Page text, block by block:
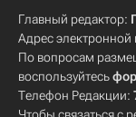
Главный редактор:
Адрес электронной
По вопросам
воспользуйтесь
Телефон Редакции: